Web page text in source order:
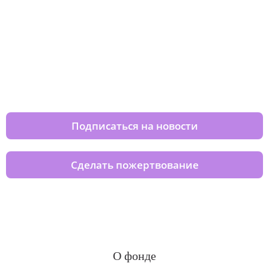
Подписаться на новости
Сделать пожертвование
О фонде